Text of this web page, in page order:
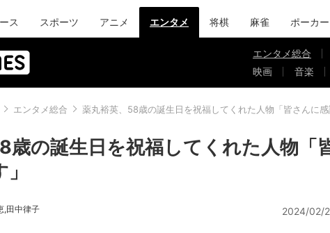
ス スポーツ アニメ エンタメ 将棋 麻雀 ポーカー
エンタメ総合
映画
音楽
エンタメ総合 薬丸裕英、58歳の誕生日を祝福してくれた人物「皆さんに感
歳の誕生日を祝福してくれた人物「
,田中律子 2024/02/